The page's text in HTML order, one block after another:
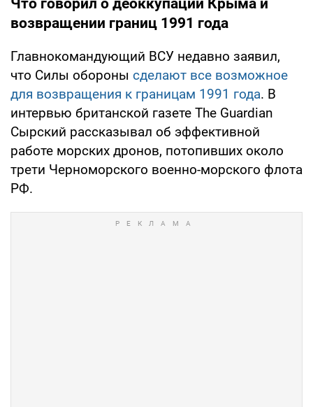
Что говорил о деоккупации Крыма и
возвращении границ 1991 года
Главнокомандующий ВСУ недавно заявил,
что Силы обороны сделают все возможное
для возвращения к границам 1991 года. В
интервью британской газете The Guardian
Сырский рассказывал об эффективной
работе морских дронов, потопивших около
трети Черноморского военно-морского флота
РФ.